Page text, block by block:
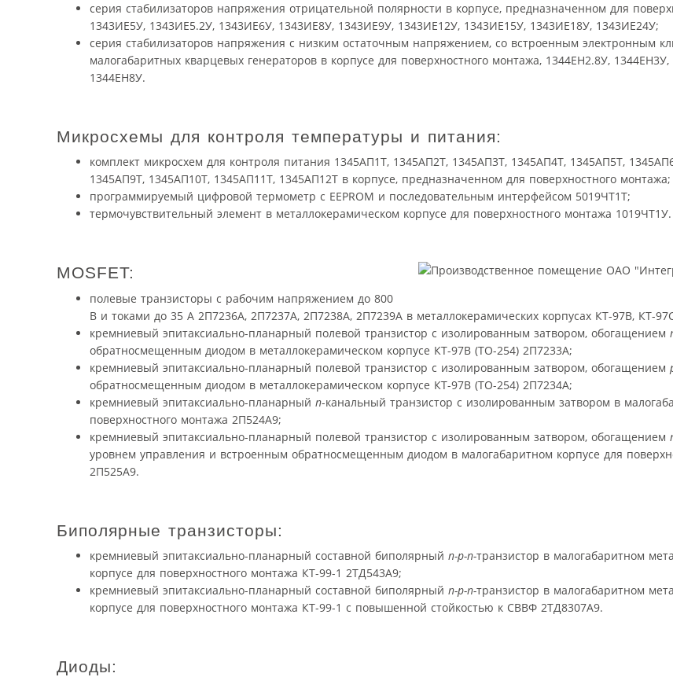
серия стабилизаторов напряжения отрицательной полярности в корпусе, предназначенном для
1343ИЕ5У, 1343ИЕ5.2У, 1343ИЕ6У, 1343ИЕ8У, 1343ИЕ9У, 1343ИЕ12У, 1343ИЕ15У, 1343ИЕ18У, 1343ИЕ24У;
серия стабилизаторов напряжения с низким остаточным напряжением, со встроенным электронным
малогабаритных кварцевых генераторов в корпусе для поверхностного монтажа, 1344ЕН2.8У,
1344ЕН8У.
Микросхемы для контроля температуры и питания:
комплект микросхем для контроля питания 1345АП1Т, 1345АП2Т, 1345АП3Т, 1345АП4Т, 1345АП5Т,
1345АП9Т, 1345АП10Т, 1345АП11Т, 1345АП12Т в корпусе, предназначенном для поверхностного монтажа;
программируемый цифровой термометр с EEPROM и последовательным интерфейсом 5019ЧТ1Т;
термочувствительный элемент в металлокерамическом корпусе для поверхностного монтажа 1019ЧТ1У.
MOSFET:
полевые транзисторы с рабочим напряже­нием до 800
В и токами до 35 А 2П7236А, 2П7237А, 2П7238А, 2П7239А в металлокерамических корпусах КТ-97В, КТ-
кремниевый эпитаксиально-планарный полевой транзистор с изолированным затвором, обогащением
обратносмещенным диодом в металлокерамическом корпусе КТ-97В (ТО-254) 2П7233А;
кремниевый эпитаксиально-планарный полевой транзистор с изолированным затвором, обогащением
обратносмещенным диодом в металлокерамическом корпусе КТ-97В (ТО-254) 2П7234А;
кремниевый эпитаксиально-планарный n-канальный транзистор с изолированным затвором в
поверхностного монтажа 2П524А9;
кремниевый эпитаксиально-планарный полевой транзистор с изолированным затвором, обогащением
уровнем управления и встроенным обратносмещенным диодом в малогабаритном корпусе для
2П525А9.
Биполярные транзисторы:
кремниевый эпитаксиально-планарный составной биполярный n-p-n-транзистор в малогабаритном
корпусе для поверхностного монтажа КТ-99-1 2ТД543А9;
кремниевый эпитаксиально-планарный составной биполярный n-p-n-транзистор в малогабаритном
корпусе для поверхностного монтажа КТ-99-1 с повышенной стойкостью к СВВФ 2ТД8307А9.
Диоды: